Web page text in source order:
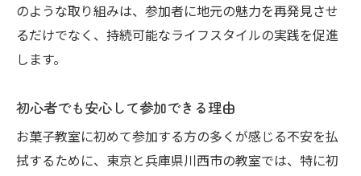
のような取り組みは、参加者に地元の魅力を再発見させ
るだけでなく、持続可能なライフスタイルの実践を促進
します。
初心者でも安心して参加できる理由
お菓子教室に初めて参加する方の多くが感じる不安を払
拭するために、東京と兵庫県川西市の教室では、特に初